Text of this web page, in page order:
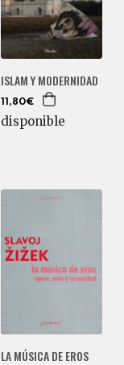
ISLAM Y MODERNIDAD
11,80€
disponible
LA MÚSICA DE EROS